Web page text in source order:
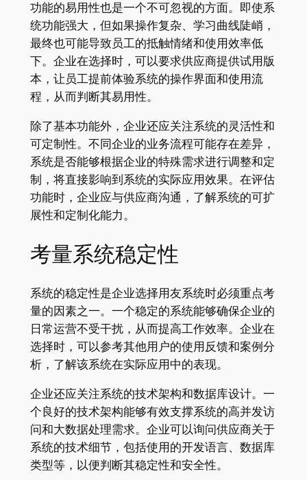
功能的易用性也是一个不可忽视的方面。即使系
统功能强大，但如果操作复杂、学习曲线陡峭，
最终也可能导致员工的抵触情绪和使用效率低
下。企业在选择时，可以要求供应商提供试用版
本，让员工提前体验系统的操作界面和使用流
程，从而判断其易用性。
除了基本功能外，企业还应关注系统的灵活性和
可定制性。不同企业的业务流程可能存在差异，
系统是否能够根据企业的特殊需求进行调整和定
制，将直接影响到系统的实际应用效果。在评估
功能时，企业应与供应商沟通，了解系统的可扩
展性和定制化能力。
考量系统稳定性
系统的稳定性是企业选择用友系统时必须重点考
量的因素之一。一个稳定的系统能够确保企业的
日常运营不受干扰，从而提高工作效率。企业在
选择时，可以参考其他用户的使用反馈和案例分
析，了解该系统在实际应用中的表现。
企业还应关注系统的技术架构和数据库设计。一
个良好的技术架构能够有效支撑系统的高并发访
问和大数据处理需求。企业可以询问供应商关于
系统的技术细节，包括使用的开发语言、数据库
类型等，以便判断其稳定性和安全性。